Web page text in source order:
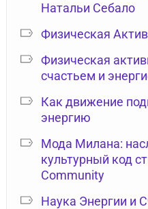
Натальи Себало
Физическая
Физическая
счастьем и
Как движение
энергию
Мода Милана:
культурный код
Community
Наука Энергии и